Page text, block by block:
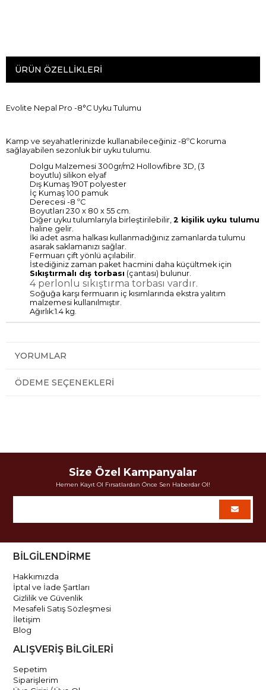
ÜRÜN ÖZELLIKLERI
Evolite Nepal Pro -8°C Uyku Tulumu
Kamp ve seyahatlerinizde kullanabileceğiniz -8ºC koruma
sağlayabilen sezonluk bir uyku tulumu.
Dolgu Malzemesi 300gr/m2 Hollowfibre 3D, (3
boyutlu) silikon elyaf
Dış Kumaş 190T polyester
İç Kumaş 100 pamuk
Derecesi -8 ºC
Boyutları 230 x 80 x 55 cm.
Diğer uyku tulumlarıyla birleştirilebilir, 2 kişilik uyku tulumu
haline gelir.
İki adet asma halkası kullanmadığınız zamanlarda tulumu
asarak saklamanızı sağlar.
Fermuarı çift yönlü açılabilir.
İstediğiniz zaman paket hacmini daha küçültmek için
Sıkıştırmalı dış torbası (çantası) bulunur.
4 perlonlu sıkıştırma torbası vardır.
Soğuğa karşı fermuarın iç kısımlarında ekstra yalıtım
malzemesi kullanılmıştır.
Ağırlık:1.4 kg.
YORUMLAR
ÖDEME SEÇENEKLERI
Size Özel Kampanyalar
Hemen Kayıt Ol Fırsatlardan Önce Sen Haberdar Ol!
BİLGİLENDİRME
Hakkımızda
İptal ve İade Şartları
Gizlilik ve Güvenlik
Mesafeli Satış Sözleşmesi
İletişim
Blog
ALIŞVERİŞ BİLGİLERİ
Sepetim
Siparişlerim